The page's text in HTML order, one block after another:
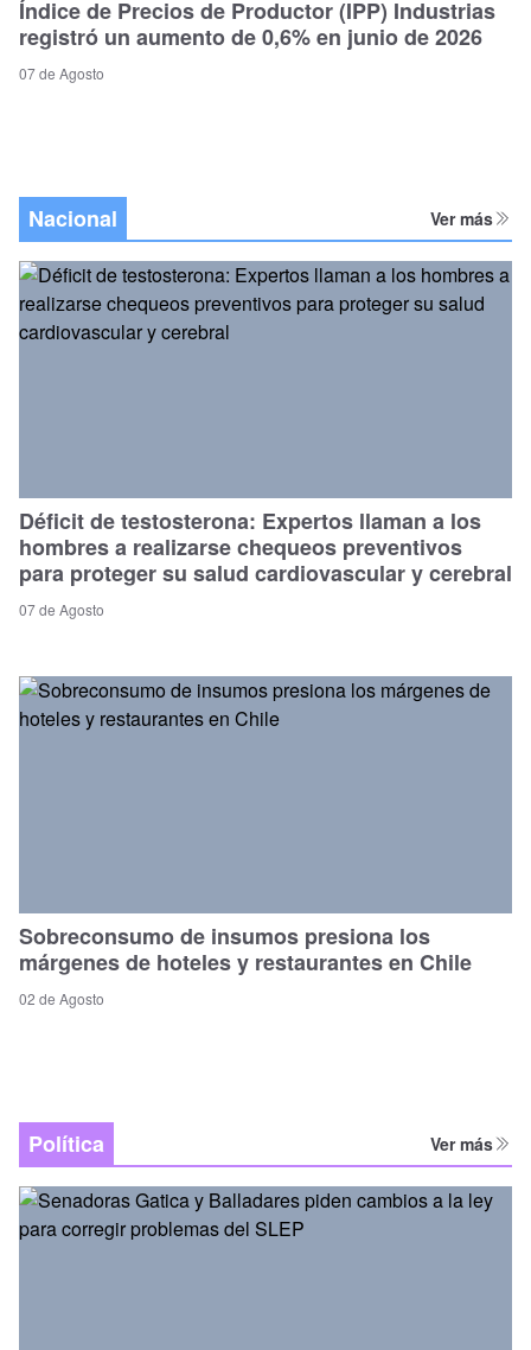
Índice de Precios de Productor (IPP) Industrias
registró un aumento de 0,6% en junio de 2026
07 de Agosto
Nacional Ver más
Déficit de testosterona: Expertos llaman a los
hombres a realizarse chequeos preventivos
para proteger su salud cardiovascular y cerebral
07 de Agosto
Sobreconsumo de insumos presiona los
márgenes de hoteles y restaurantes en Chile
02 de Agosto
Política Ver más